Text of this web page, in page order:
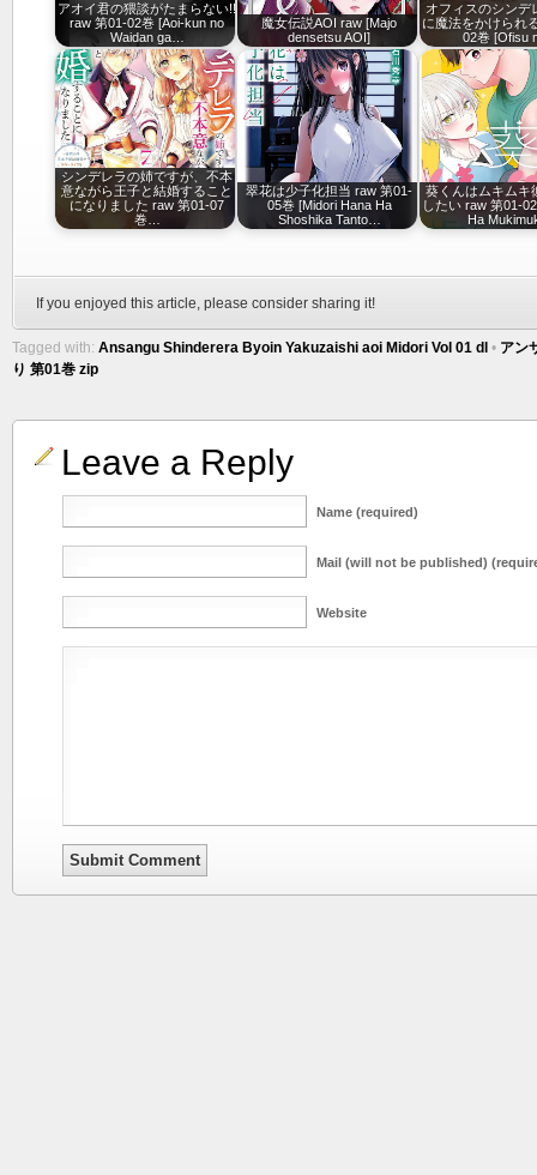
アオイ君の猥談がたまらない!!
raw 第01-02巻 [Aoi-kun no
Waidan ga…
魔女伝説AOI raw [Majo
densetsu AOI]
オフィスのシンデ
に魔法をかけられ
02巻 [Ofisu
シンデレラの姉ですが、不本
意ながら王子と結婚すること
になりました raw 第01-07
巻…
翠花は少子化担当 raw 第01-
05巻 [Midori Hana Ha
Shoshika Tanto…
葵くんはムキムキ
したい raw 第01-
Ha
If you enjoyed this article, please consider sharing it!
Tagged with: Ansangu Shinderera Byoin Yakuzaishi aoi Midori Vol 01 dl • アン
り 第01巻 zip
Leave a Reply
Name (required)
Mail (will not be published)
Website